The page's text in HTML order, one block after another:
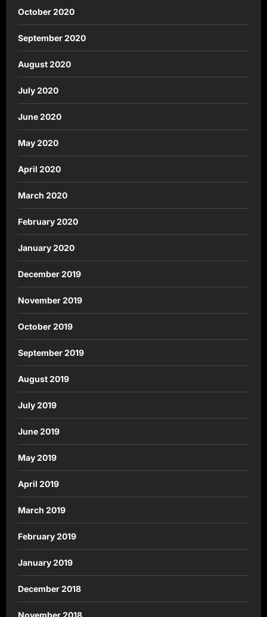
October 2020
September 2020
August 2020
July 2020
June 2020
May 2020
April 2020
March 2020
February 2020
January 2020
December 2019
November 2019
October 2019
September 2019
August 2019
July 2019
June 2019
May 2019
April 2019
March 2019
February 2019
January 2019
December 2018